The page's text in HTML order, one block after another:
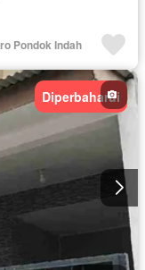
Pondok Indah
Diperbaharui